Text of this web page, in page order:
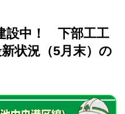
設中！ 下部工工
状況（5月末）の